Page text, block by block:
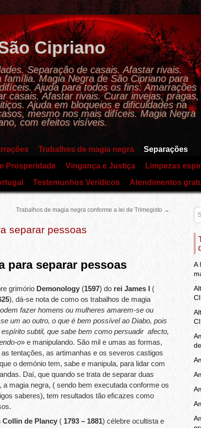
Cipriano
Separação de casais. Afastar rivais.
Magia Negra de São Cipriano para
Ajuda para todos os fins: Amarrações
casais. Afastar rivais. Curar invejas, pragas,
Ajuda em bloqueios e dificuldades na
mesmo nos mais difíceis. Magia Negra
com efeitos visíveis.
Trabalhos de magia negra
Separações
Prosperidade Vingança e Justiça
Limpezas
Testemunhos Verídicos Atendimentos
Trabalhos de magia negra conforme a lei de Trimegisto →
separar pessoas
para separar pessoas
grimório Demonology(1597) do rei James I (
), dá-se nota de como os trabalhos de magia
fazer homens ou mulheres amarem-se ou
um ao outro, o que é bem possível ao Diabo, pois
subtil, que sabe bem como persuadir afecto,
o» e manipulando. São mil e umas as formas,
tentações, as artimanhas e os severos castigos
o demónio tem, sabe e manipula, para lidar com
Daí, que quando se trata de separar duas
a magia negra, ( sendo bem executada conforme os
saberes), tem resultados tão eficazes como
Collin de Plancy ( 1793 – 1881) célebre ocultista e
A